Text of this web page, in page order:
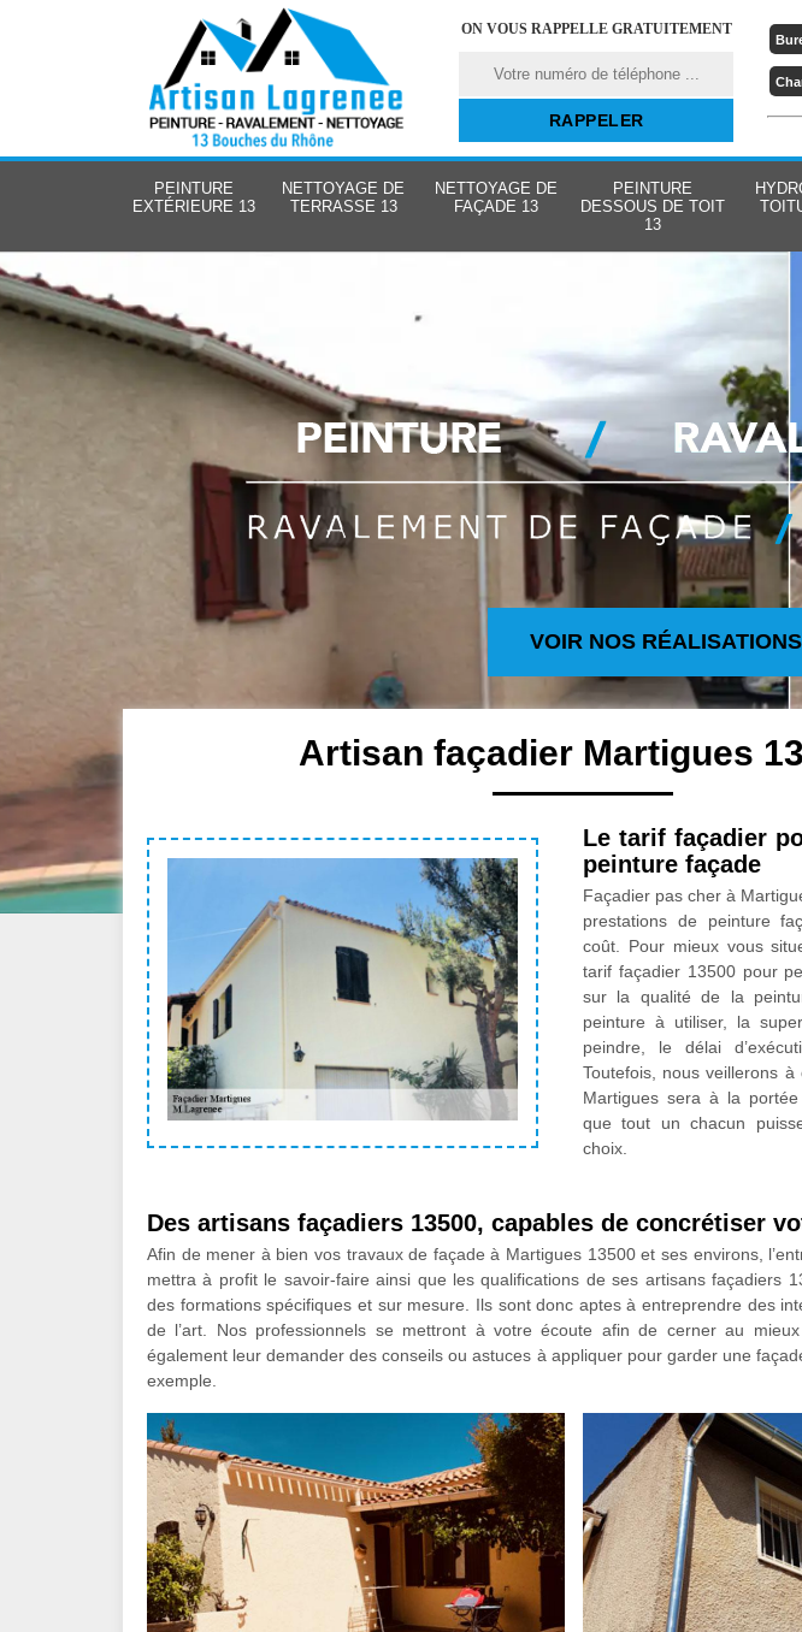
ON VOUS RAPPELLE GRATUITEMENT
PEINTURE
EXTÉRIEURE 13
NETTOYAGE DE
TERRASSE 13
NETTOYAGE DE
FAÇADE 13
PEINTURE
DESSOUS DE TOIT
13
VOIR NOS RÉALISATIONS
Artisan façadier Martigues
Le tarif façadier
peinture façade
Façadier pas cher à
prestations de peinture
coût. Pour mieux vous
tarif façadier 13500 pour
sur la qualité de la
peinture à utiliser, la
peindre, le délai
Toutefois, nous veillerons
Martigues sera à la
que tout un chacun
choix.
Des artisans façadiers 13500, capables de concrétiser
Afin de mener à bien vos travaux de façade à Martigues 13500 et ses environs,
mettra à profit le savoir-faire ainsi que les qualifications de ses artisans façadiers
des formations spécifiques et sur mesure. Ils sont donc aptes à entreprendre des
de l’art. Nos professionnels se mettront à votre écoute afin de cerner au
également leur demander des conseils ou astuces à appliquer pour garder une
exemple.